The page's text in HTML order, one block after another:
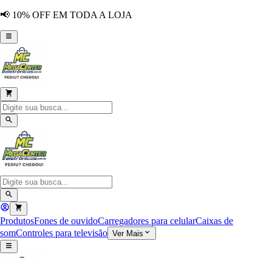
📢 10% OFF EM TODA A LOJA
ProdutosFones de ouvidoCarregadores para celularCaixas de
somControles para televisão Ver Mais